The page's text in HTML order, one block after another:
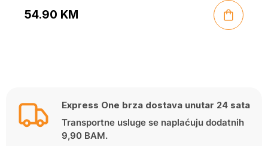
54.90 KM
Express One brza dostava unutar 24 sata
Transportne usluge se naplaćuju dodatnih
9,90 BAM.